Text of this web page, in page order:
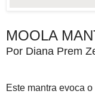
MOOLA
Por Diana Prem
Este mantra evoca